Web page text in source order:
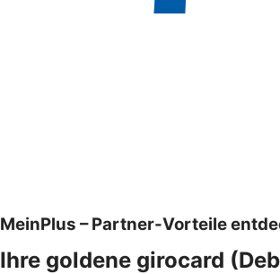
MeinPlus – Partner-Vorteile
Ihre goldene girocard